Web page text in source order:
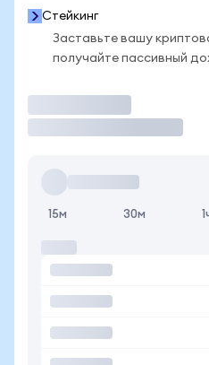
Стейкинг
Заставьте вашу
получайте пассивный
15м 30м